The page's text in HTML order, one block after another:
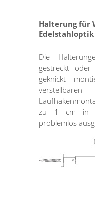
Halterung für
Edelstahloptik
Die
gestreckt
geknickt
zu 1 cm in
problemlos